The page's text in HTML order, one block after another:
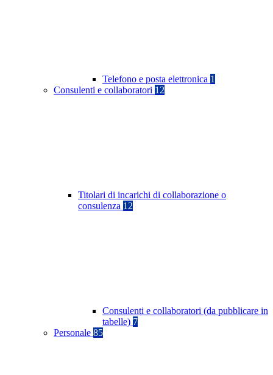
Telefono e posta elettronica 1
Consulenti e collaboratori 12
Titolari di incarichi di collaborazione o
consulenza 12
Consulenti e collaboratori (da pubblicare in
tabelle) 7
Personale 85